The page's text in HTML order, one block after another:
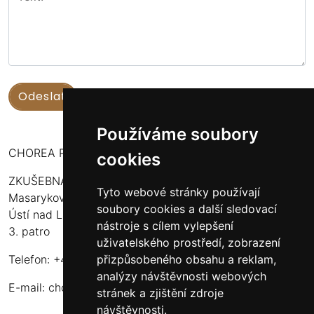
Používáme soubory
cookies
Tyto webové stránky používají
soubory cookies a další sledovací
nástroje s cílem vylepšení
uživatelského prostředí, zobrazení
přizpůsobeného obsahu a reklam,
analýzy návštěvnosti webových
stránek a zjištění zdroje
návštěvnosti.
CHOREA PUERI USTENSIS
ZKUŠEBNA:
Masarykova 316
Ústí nad Labem - Bukov Rondel
3. patro
Telefon: +420 608 916 320
E-mail: choreapueriustensis@centrum.cz